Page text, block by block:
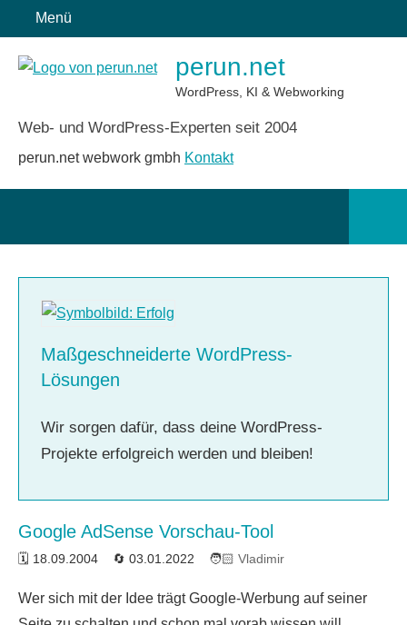
Inhalt
springen
Menü
perun.net
WordPress, KI & Webworking
Web- und WordPress-Experten seit 2004
perun.net webwork gmbh Kontakt
Maßgeschneiderte WordPress-
Lösungen
Wir sorgen dafür, dass deine WordPress-
Projekte erfolgreich werden und bleiben!
Google AdSense Vorschau-Tool
18.09.2004 03.01.2022 Vladimir
Ein
Wer sich mit der Idee trägt Google-Werbung auf seiner